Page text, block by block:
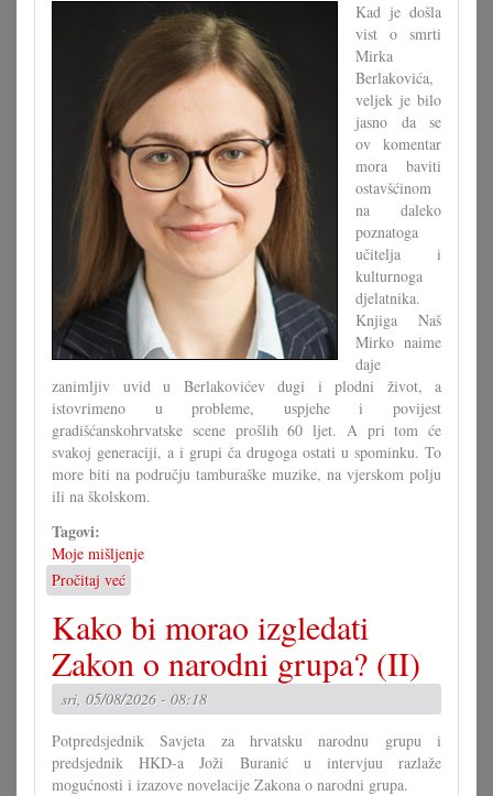
Kad je došla
vist o smrti
Mirka
Berlakovića,
veljek je bilo
jasno da se
ov komentar
mora baviti
ostavšćinom
na daleko
poznatoga
učitelja i
kulturnoga
djelatnika.
Knjiga Naš
Mirko naime
daje
zanimljiv uvid u Berlakovićev dugi i plodni život, a
istovrimeno u probleme, uspjehe i povijest
gradišćanskohrvatske scene prošlih 60 ljet. A pri tom će
svakoj generaciji, a i grupi ča drugoga ostati u spominku. To
more biti na području tamburaške muzike, na vjerskom polju
ili na školskom.
Tagovi:
Moje mišljenje
Pročitaj već
Ča
se
moremo
naučiti
od
Mirka
Berlakovića?
Kako bi morao izgledati
Zakon o narodni grupa? (II)
sri, 05/08/2026 - 08:18
Potpredsjednik Savjeta za hrvatsku narodnu grupu i
predsjednik HKD-a Joži Buranić u intervjuu razlaže
mogućnosti i izazove novelacije Zakona o narodni grupa.